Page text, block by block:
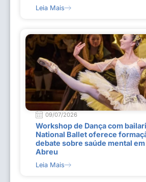
Leia Mais
09/07/2026
Workshop de Dança com
National Ballet oferece
debate sobre saúde mental
Abreu
Leia Mais